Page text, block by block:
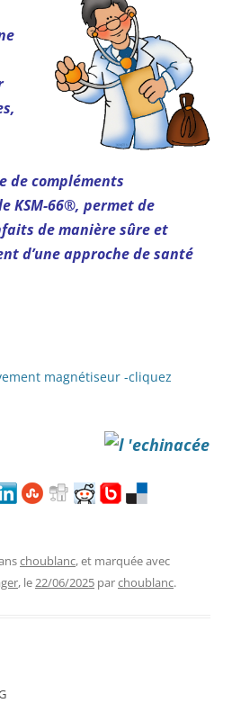
de compléments
KSM-66®, permet de
de manière sûre et
d’une approche de santé
choublanc, et marquée avec
, le22/06/2025 parchoublanc.